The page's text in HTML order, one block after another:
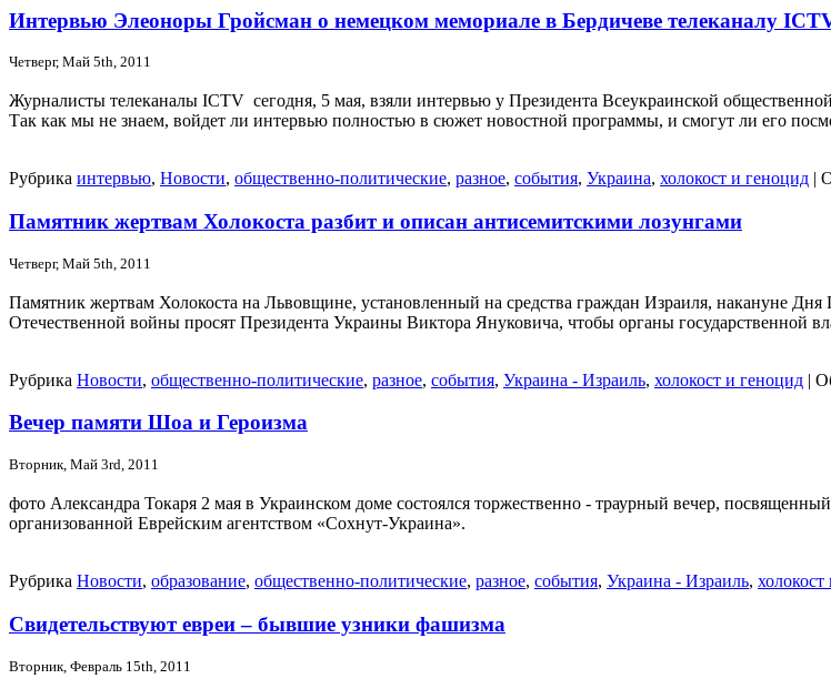
Интервью Элеоноры Гройсман о немецком мемориале в Бердичеве телеканалу
Четверг, Май 5th, 2011
Журналисты телеканалы ICTV сегодня, 5 мая, взяли интервью у Президента Всеукраинской
Так как мы не знаем, войдет ли интервью полностью в сюжет новостной программы, и смогут ли его
Рубрика интервью, Новости, общественно-политические, разное, события, Украина, холокост и геноцид |
Памятник жертвам Холокоста разбит и описан антисемитскими лозунгами
Четверг, Май 5th, 2011
Памятник жертвам Холокоста на Львовщине, установленный на средства граждан Израиля, накануне
Отечественной войны просят Президента Украины Виктора Януковича, чтобы органы государственной
Рубрика Новости, общественно-политические, разное, события, Украина - Израиль, холокост и геноцид |
Вечер памяти Шоа и Героизма
Вторник, Май 3rd, 2011
фото Александра Токаря 2 мая в Украинском доме состоялся торжественно - траурный вечер,
организованной Еврейским агентством «Сохнут-Украина».
Рубрика Новости, образование, общественно-политические, разное, события, Украина - Израиль,
Свидетельствуют евреи – бывшие узники фашизма
Вторник, Февраль 15th, 2011